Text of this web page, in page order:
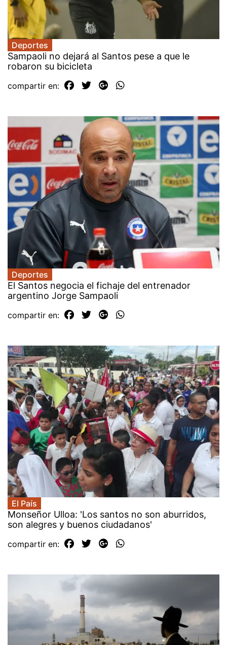
Deportes
Sampaoli no dejará al Santos pese a que le
robaron su bicicleta
compartir en:
Deportes
El Santos negocia el fichaje del entrenador
argentino Jorge Sampaoli
compartir en:
El País
Monseñor Ulloa: 'Los santos no son aburridos,
son alegres y buenos ciudadanos'
compartir en: